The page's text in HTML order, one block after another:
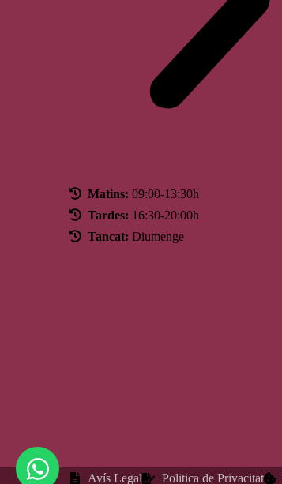
Matins: 09:00-13:30h
Tardes: 16:30-20:00h
Tancat: Diumenge
Avís Legal Politica de Privacitat